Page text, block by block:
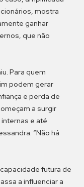
mostra
ganhar
que não
Para quem
podem gerar
e perda de
a surgir
e até
“Não há
futura de
a influenciar a